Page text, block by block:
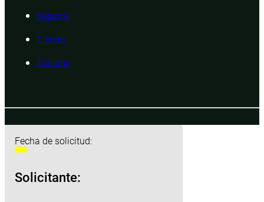
Seguros
Tienda
Turismo
Fecha de solicitud:
Solicitante: